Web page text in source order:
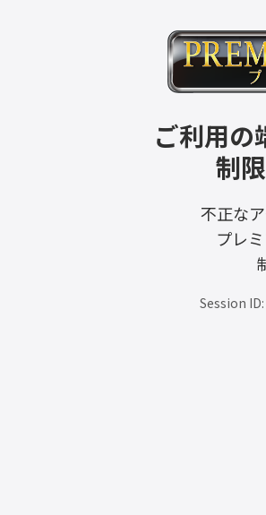
ご利用の
制
不正な
プレ
Session